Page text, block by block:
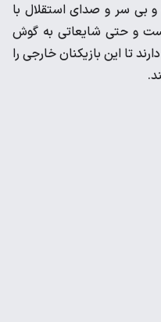
بی سر و صدای استقلال با
است و حتی شایعاتی به گوش
تا این بازیکنان خارجی را